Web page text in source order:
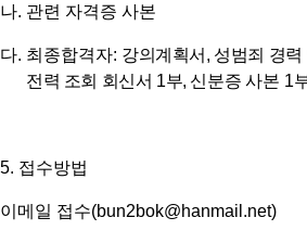
나. 관련 자격증 사본
다. 최종합격자: 강의계획서 , 성범죄 경력
전력 조회 회신서 1부, 신분증 사본 1
5. 접수방법
이메일 접수(bun2bok@hanmail.net)